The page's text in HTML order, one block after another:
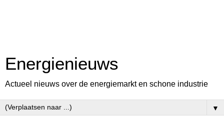
Energienieuws
Actueel nieuws over de energiemarkt en schone industrie
▼